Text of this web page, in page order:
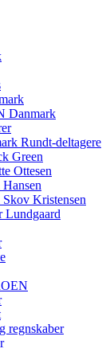
Danmark
Rundt-deltagere
Green
Ottesen
Hansen
Kristensen
Lundgaard
regnskaber